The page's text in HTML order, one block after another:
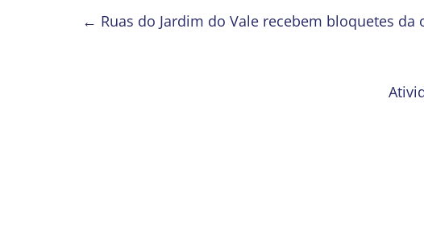
← Ruas do Jardim do Vale recebem bloquetes da